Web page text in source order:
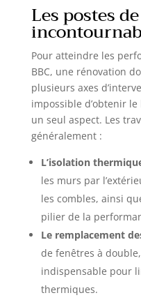
Les postes
Pour atteindre les
BBC, une rénovation
plusieurs axes
impossible d’obtenir
un seul aspect. Les
généralement :
L’isolation
les murs par
les combles, ainsi
pilier de la
Le remplacement
de fenêtres à
indispensable pour
thermiques.